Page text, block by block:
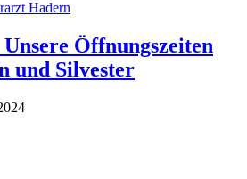
Öffnungszeiten
und Silvester